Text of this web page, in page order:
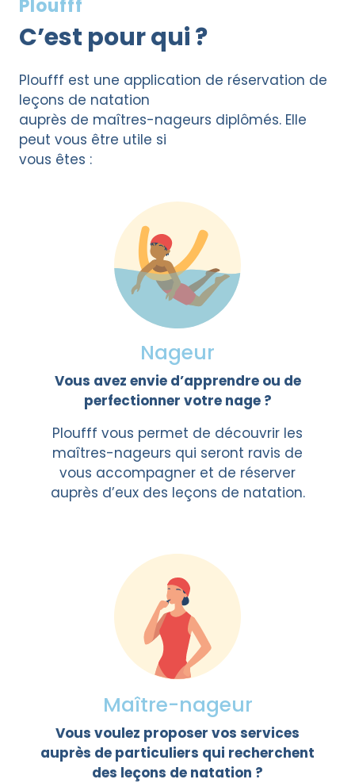
Ploufff
C’est pour qui ?
Ploufff est une application de réservation de
leçons de natation
auprès de maîtres-nageurs diplômés. Elle
peut vous être utile si
vous êtes :
Nageur
Vous avez envie d’apprendre ou de
perfectionner votre nage ?
Ploufff vous permet de découvrir les
maîtres-nageurs qui seront ravis de
vous accompagner et de réserver
auprès d’eux des leçons de natation.
Maître-nageur
Vous voulez proposer vos services
auprès de particuliers qui recherchent
des leçons de natation ?